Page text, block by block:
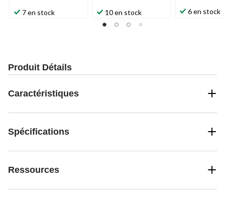
7 en stock 10 en stock 6 en stock
Produit Détails
Caractéristiques
Spécifications
Ressources